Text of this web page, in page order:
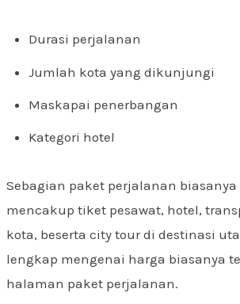
Durasi perjalanan
Jumlah kota yang dikunjungi
Maskapai penerbangan
Kategori hotel
Sebagian paket perjalanan biasanya
mencakup tiket pesawat, hotel,
kota, beserta city tour di destinasi
lengkap mengenai harga biasanya
halaman paket perjalanan.